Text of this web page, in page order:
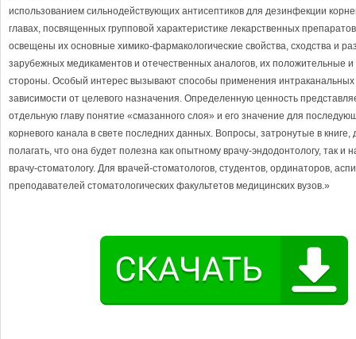
использованием сильнодействующих антисептиков для дезинфекции
главах, посвященных групповой характеристике лекарственных
освещены их основные химико-фармакологические свойства, сходства и
зарубежных медикаментов и отечественных аналогов, их положительные
стороны. Особый интерес вызывают способы применения интраканальных
зависимости от целевого назначения. Определенную ценность
отдельную главу понятие «смазанного слоя» и его значение для
корневого канала в свете последних данных. Вопросы, затронутые в книге,
полагать, что она будет полезна как опытному врачу-эндодонтологу, так и
врачу-стоматологу. Для врачей-стоматологов, студентов, ординаторов,
преподавателей стоматологических факультетов медицинских вузов.»